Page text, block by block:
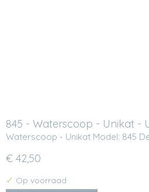
845 - Waterscoop - Unikat -
Waterscoop - Unikat Model: 845
€ 42,50
✓ Op voorraad